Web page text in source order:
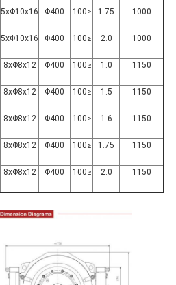
1000
1.75
≤100
Φ400
5xΦ10x16
1000
2.0
≤100
Φ400
5xΦ10x16
1150
1.0
≤100
Φ400
8xΦ8x12
1150
1.5
≤100
Φ400
8xΦ8x12
1150
1.6
≤100
Φ400
8xΦ8x12
1150
1.75
≤100
Φ400
8xΦ8x12
1150
2.0
≤100
Φ400
8xΦ8x12